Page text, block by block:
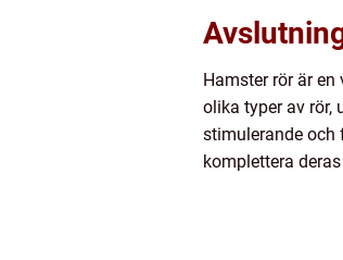
Hamster rör är
olika typer av rör,
stimulerande och
komplettera